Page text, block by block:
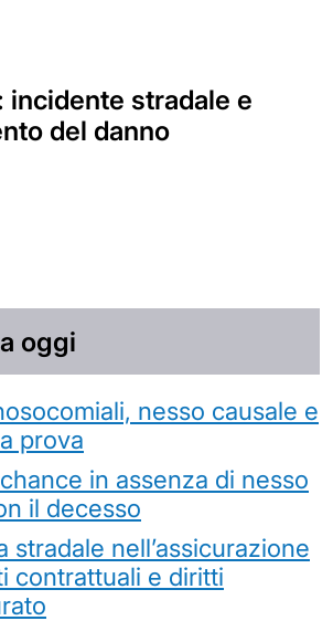
incidente stradale e
del danno
oggi
nesso causale e
prova
in assenza di nesso
il decesso
stradale nell’assicurazione
contrattuali e diritti